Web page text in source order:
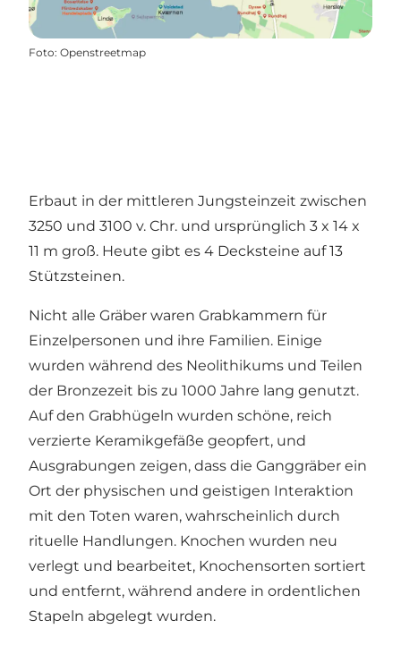
Foto: Openstreetmap
Erbaut in der mittleren Jungsteinzeit zwischen
3250 und 3100 v. Chr. und ursprünglich 3 x 14 x
11 m groß. Heute gibt es 4 Decksteine auf 13
Stützsteinen.
Nicht alle Gräber waren Grabkammern für
Einzelpersonen und ihre Familien. Einige
wurden während des Neolithikums und Teilen
der Bronzezeit bis zu 1000 Jahre lang genutzt.
Auf den Grabhügeln wurden schöne, reich
verzierte Keramikgefäße geopfert, und
Ausgrabungen zeigen, dass die Ganggräber ein
Ort der physischen und geistigen Interaktion
mit den Toten waren, wahrscheinlich durch
rituelle Handlungen. Knochen wurden neu
verlegt und bearbeitet, Knochensorten sortiert
und entfernt, während andere in ordentlichen
Stapeln abgelegt wurden.